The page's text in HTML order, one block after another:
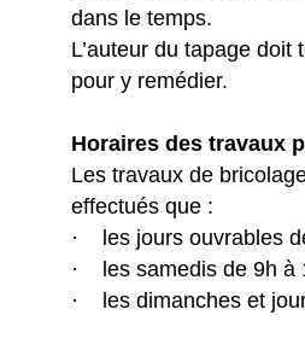
dans le temps.
L’auteur du tapage
pour y remédier.
Horaires des travaux
Les travaux de
effectués que :
· les jours ouvrables
· les samedis de 9h à
· les dimanches et